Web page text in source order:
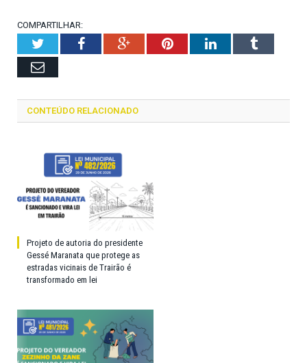
COMPARTILHAR:
TwitterFacebookGoogle+PinterestLinkedInTumblr
Email
CONTEÚDO RELACIONADO
Projeto de autoria do presidente
Gessé Maranata que protege as
estradas vicinais de Trairão é
transformado em lei